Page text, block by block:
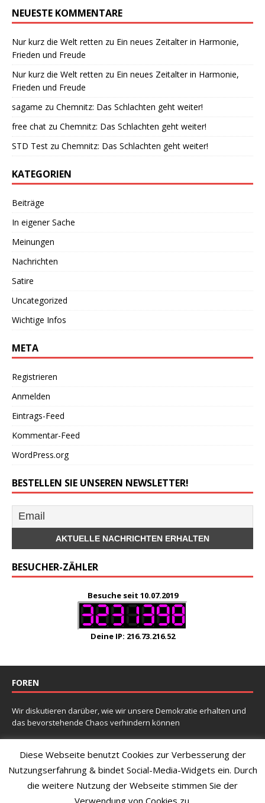
NEUESTE KOMMENTARE
Nur kurz die Welt retten zu Ein neues Zeitalter in Harmonie,
Frieden und Freude
Nur kurz die Welt retten zu Ein neues Zeitalter in Harmonie,
Frieden und Freude
sagame zu Chemnitz: Das Schlachten geht weiter!
free chat zu Chemnitz: Das Schlachten geht weiter!
STD Test zu Chemnitz: Das Schlachten geht weiter!
KATEGORIEN
Beiträge
In eigener Sache
Meinungen
Nachrichten
Satire
Uncategorized
Wichtige Infos
META
Registrieren
Anmelden
Eintrags-Feed
Kommentar-Feed
WordPress.org
BESTELLEN SIE UNSEREN NEWSLETTER!
BESUCHER-ZÄHLER
Besuche seit 10.07.2019
Deine IP: 216.73.216.52
FOREN
Wir diskutieren darüber, wie wir unsere Demokratie erhalten und
das bevorstehende Chaos verhindern können
Warum versucht Merkel mit aller Macht die Wirtschaft
abzuwürgen?
Abschaffung Deutschlands?
Diese Webseite benutzt Cookies zur Verbesserung der
Nutzungserfahrung & bindet Social-Media-Widgets ein. Durch
die weitere Nutzung der Webseite stimmen Sie der